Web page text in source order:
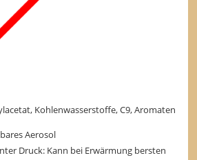
Kohlenwasserstoffe, C9, Aromaten
Aerosol
Druck: Kann bei Erwärmung bersten